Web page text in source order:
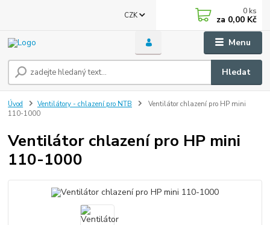
Menu
CZK
Hledat
0 ks
za 0,00 Kč
Úvod Ventilátory - chlazení pro NTB
Ventilátor chlazení pro HP mini
110-1000
Ventilátor chlazení pro HP mini
110-1000